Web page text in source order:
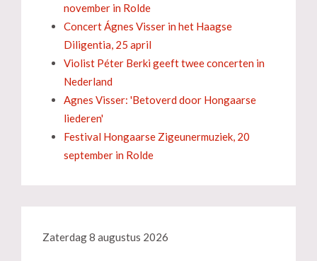
november in Rolde
Concert Ágnes Visser in het Haagse
Diligentia, 25 april
Violist Péter Berki geeft twee concerten in
Nederland
Agnes Visser: 'Betoverd door Hongaarse
liederen'
Festival Hongaarse Zigeunermuziek, 20
september in Rolde
Zaterdag 8 augustus 2026